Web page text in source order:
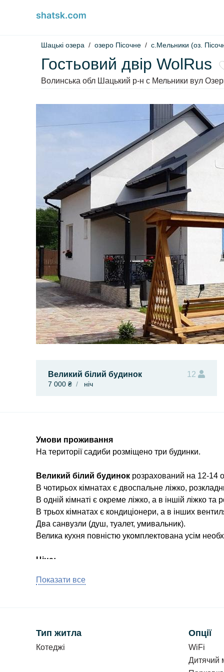
Шацькі озера озеро Пісочне с.Мельники (оз.
Гостьовий двір WolRus
Волинська обл Шацький р-н с Мельники вул
Великий білий будинок 12
7 000 ₴ ніч
Умови проживання
На території садиби розміщено три будинки.
Великий білий будинок розрахований на 12-14
В чотирьох кімнатах є двоспальне ліжко,
В одній кімнаті є окреме ліжко, а в іншій ліжко
В трьох кімнатах є кондиціонери, а в інших
Два санвузли (душ, туалет, умивальник).
Велика кухня повністю укомплектована усім
Ціна:
Є можливість зняти лише перший поверх - 3000
В будинку є два номери. Один номер з
окремі кухні (повністю укомплектовані), та
двоспальне ліжко та два розкладних дивани,
Показати все
Тип житла
Котеджі
Опції
WiFi
Дитячий